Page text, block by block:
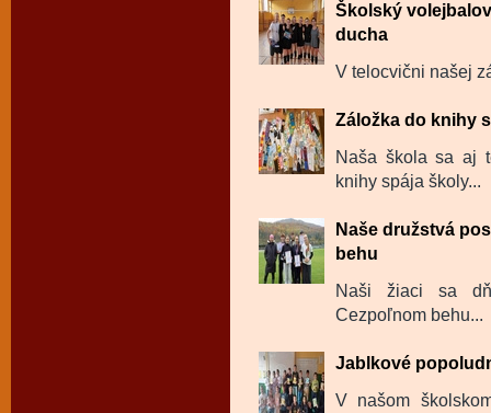
Školský
ducha
V telocvični našej
Záložka do knihy
Naša škola sa aj
knihy spája školy...
Naše družstvá
behu
Naši žiaci sa
Cezpoľnom behu...
Jablkové
V našom